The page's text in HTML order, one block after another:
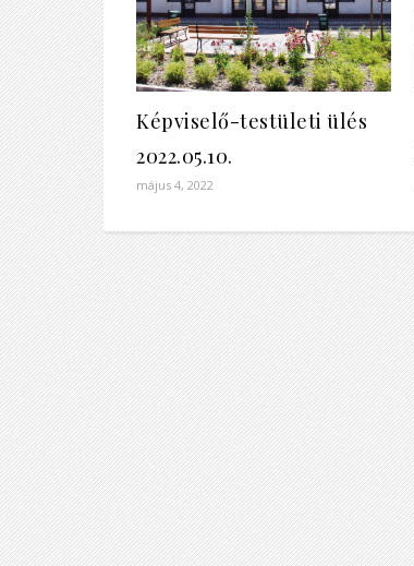
Képviselő-testületi ülés
2022.05.10.
május 4, 2022